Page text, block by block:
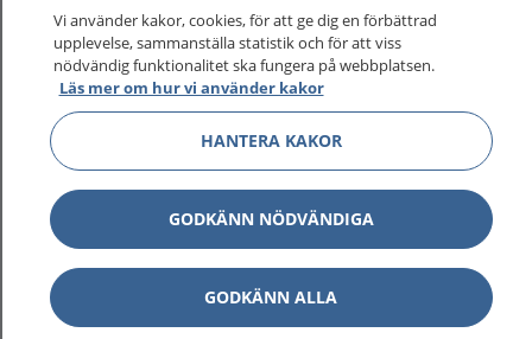
Vi använder kakor, cookies, för att ge dig en förbättrad
upplevelse, sammanställa statistik och för att viss
nödvändig funktionalitet ska fungera på webbplatsen.
Läs mer om hur vi använder kakor
HANTERA KAKOR
GODKÄNN NÖDVÄNDIGA
GODKÄNN ALLA